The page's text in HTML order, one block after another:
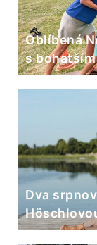
Oblíbená
s
Dva